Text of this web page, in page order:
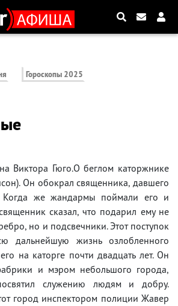
Гороскопы 2025
Виктора Гюго.О беглом каторжнике
Он обокрал священника, давшего
Когда же жандармы поймали его и
сказал, что подарил ему не
но и подсвечники. Этот поступок
дальнейшую жизнь озлобленного
на каторге почти двадцать лет. Он
и мэром небольшого города,
служению людям и добру.
город инспектором полиции Жавер